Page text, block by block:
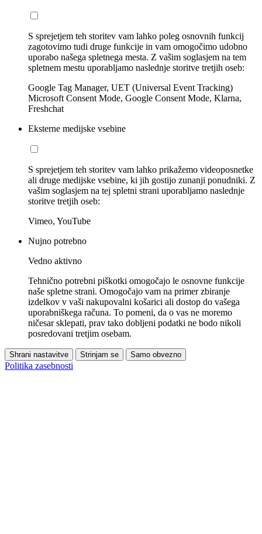
S sprejetjem teh storitev vam lahko poleg osnovnih funkcij
zagotovimo tudi druge funkcije in vam omogočimo udobno
uporabo našega spletnega mesta. Z vašim soglasjem na tem
spletnem mestu uporabljamo naslednje storitve tretjih oseb:
Google Tag Manager, UET (Universal Event Tracking)
Microsoft Consent Mode, Google Consent Mode, Klarna,
Freshchat
Eksterne medijske vsebine
S sprejetjem teh storitev vam lahko prikažemo videoposnetke
ali druge medijske vsebine, ki jih gostijo zunanji ponudniki. Z
vašim soglasjem na tej spletni strani uporabljamo naslednje
storitve tretjih oseb:
Vimeo, YouTube
Nujno potrebno
Vedno aktivno
Tehnično potrebni piškotki omogočajo le osnovne funkcije
naše spletne strani. Omogočajo vam na primer zbiranje
izdelkov v vaši nakupovalni košarici ali dostop do vašega
uporabniškega računa. To pomeni, da o vas ne moremo
ničesar sklepati, prav tako dobljeni podatki ne bodo nikoli
posredovani tretjim osebam.
Shrani nastavitve Strinjam se Samo obvezno
Politika zasebnosti